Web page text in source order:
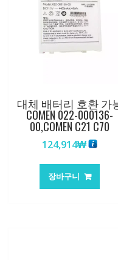
대체 배터리 호환 가
COMEN 022-000136-
00,COMEN C21 C70
124,914₩
장바구니